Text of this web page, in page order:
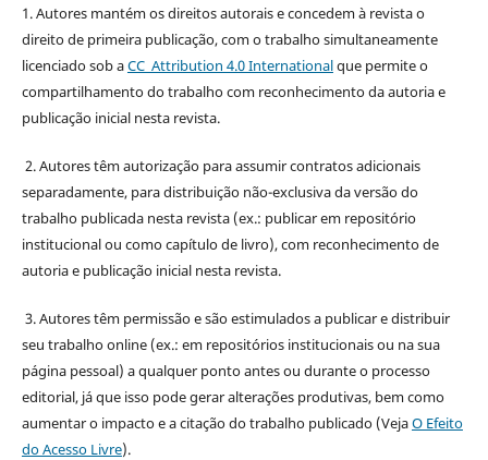
1. Autores mantém os direitos autorais e concedem à revista o
direito de primeira publicação, com o trabalho simultaneamente
licenciado sob aCC Attribution 4.0 Internationalque permite o
compartilhamento do trabalho com reconhecimento da autoria e
publicação inicial nesta revista.
2. Autores têm autorização para assumir contratos adicionais
separadamente, para distribuição não-exclusiva da versão do
trabalho publicada nesta revista (ex.: publicar em repositório
institucional ou como capítulo de livro), com reconhecimento de
autoria e publicação inicial nesta revista.
3. Autores têm permissão e são estimulados a publicar e distribuir
seu trabalho online (ex.: em repositórios institucionais ou na sua
página pessoal) a qualquer ponto antes ou durante o processo
editorial, já que isso pode gerar alterações produtivas, bem como
aumentar o impacto e a citação do trabalho publicado (VejaO Efeito
do Acesso Livre).